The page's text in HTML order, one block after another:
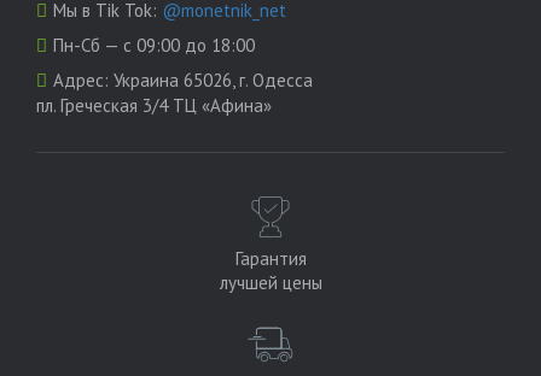
Мы в Tik Tok: @monetnik_net
Пн-Сб — с 09:00 до 18:00
Адрес: Украина 65026, г. Одесса
пл. Греческая 3/4 ТЦ «Афина»
Гарантия
лучшей цены